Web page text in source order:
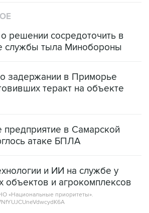
решении сосредоточить в
службы тыла Минобороны
задержании в Приморье
теракт на объекте
в Самарской
атаке БПЛА
и ИИ на службе у
объектов и агрокомплексов
«Национальные приоритеты».